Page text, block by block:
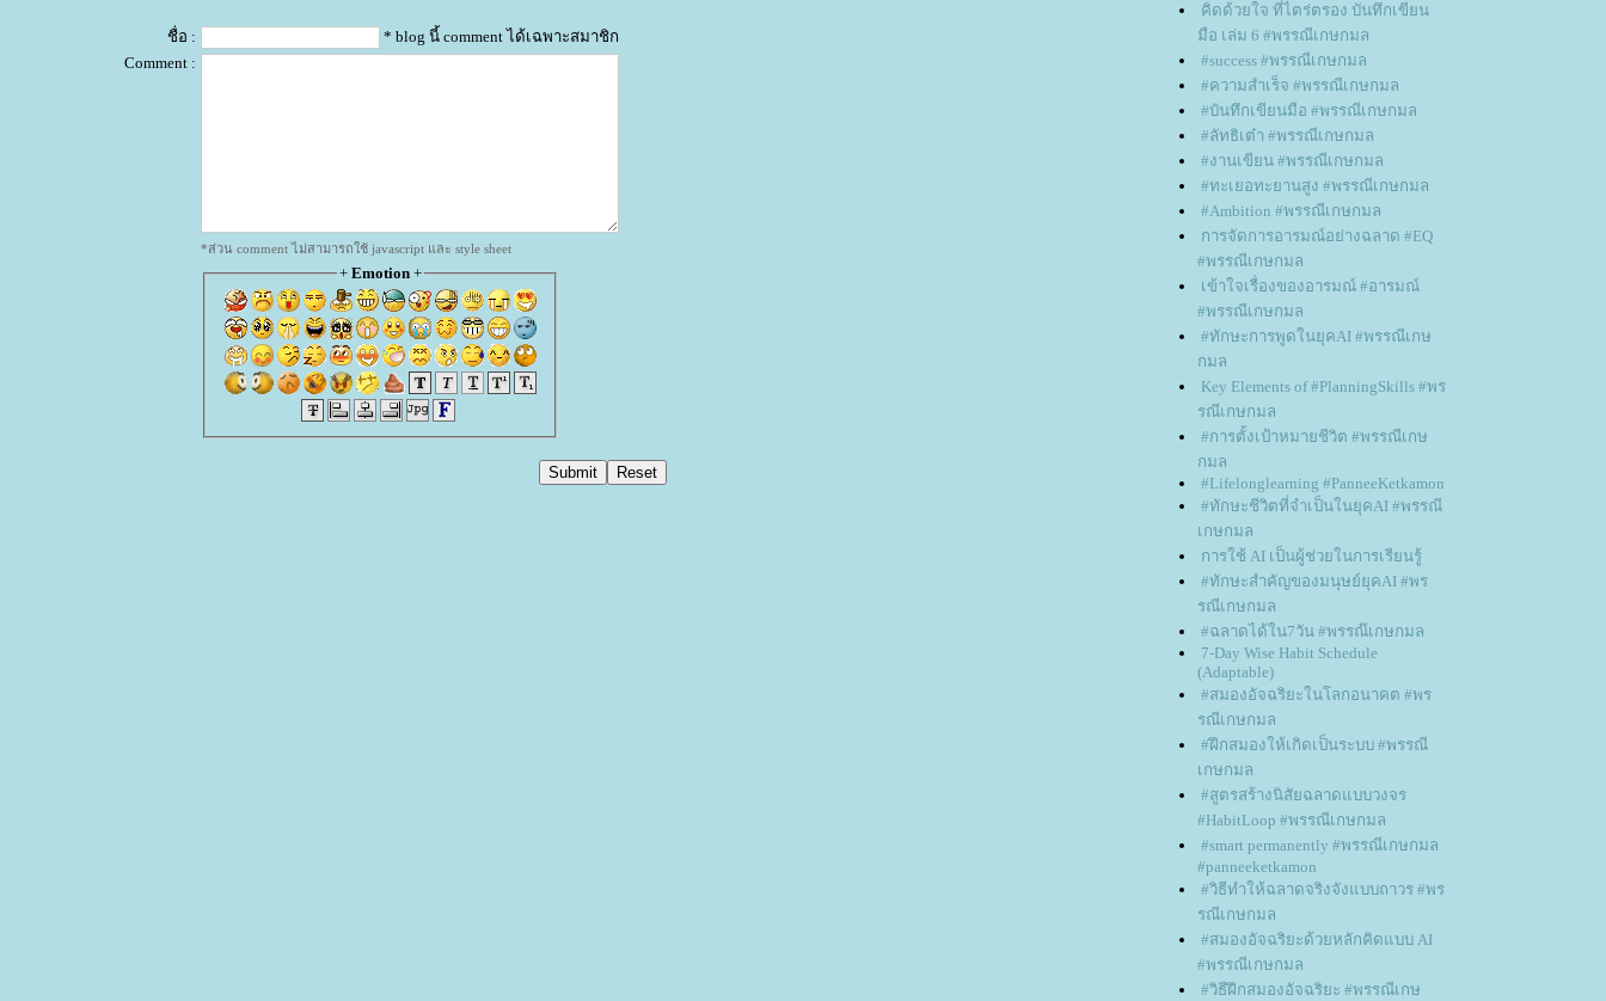
ชื่อ :
* blog นี้ comment ได้เฉพาะสมาชิก
Comment :
*ส่วน comment ไม่สามารถใช้ javascript และ style sheet
+ Emotion+
คิดด้วยใจ ที่ไตร่ตรอง บันทึกเขียน
มือ เล่ม 6 #พรรณีเกษกมล
#success #พรรณีเกษกมล
#ความสำเร็จ #พรรณีเกษกมล
#บันทึกเขียนมือ #พรรณีเกษกมล
#ลัทธิเต๋า #พรรณีเกษกมล
#งานเขียน #พรรณีเกษกมล
#ทะเยอทะยานสูง #พรรณีเกษกมล
#Ambition #พรรณีเกษกมล
การจัดการอารมณ์อย่างฉลาด #EQ
#พรรณีเกษกมล
เข้าใจเรื่องของอารมณ์ #อารมณ์
#พรรณีเกษกมล
#ทักษะการพูดในยุคAI #พรรณีเกษ
กมล
Key Elements of #PlanningSkills #พร
รณีเกษกมล
#การตั้งเป้าหมายชีวิต #พรรณีเกษ
กมล
#Lifelonglearning #PanneeKetkamon
#ทักษะชีวิตที่จำเป็นในยุคAI #พรรณี
เกษกมล
การใช้ AI เป็นผู้ช่วยในการเรียนรู้
#ทักษะสำคัญของมนุษย์ยุคAI #พร
รณีเกษกมล
#ฉลาดได้ใน7วัน #พรรณ๊เกษกมล
7-Day Wise Habit Schedule
(Adaptable)
#สมองอัจฉริยะในโลกอนาคต #พร
รณีเกษกมล
#ฝึกสมองให้เกิดเป็นระบบ #พรรณี
เกษกมล
#สูตรสร้างนิสัยฉลาดแบบวงจร
#HabitLoop #พรรณีเกษกมล
#smart permanently #พรรณีเกษกมล
#panneeketkamon
#วิธีทำให้ฉลาดจริงจังแบบถาวร #พร
รณีเกษกมล
#สมองอัจฉริยะด้วยหลักคิดแบบ AI
#พรรณีเกษกมล
#วิธีฝึกสมองอัจฉริยะ #พรรณีเกษ